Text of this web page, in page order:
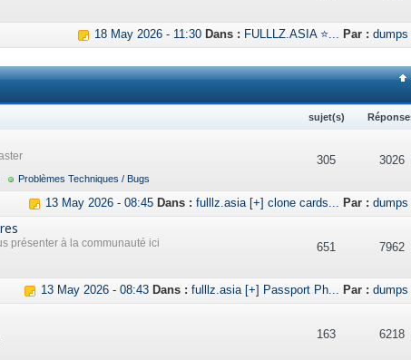
18 May 2026 - 11:30 Dans : FULLLZ.ASIA ⭐... Par : dumps
sujet(s)
Problèmes Techniques / Bugs
305 3026
13 May 2026 - 08:45 Dans : fulllz.asia [+] clone cards... Par : dumps
présenter à la communauté ici 651 7962
13 May 2026 - 08:43 Dans : fulllz.asia [+] Passport Ph... Par : dumps
163 6218